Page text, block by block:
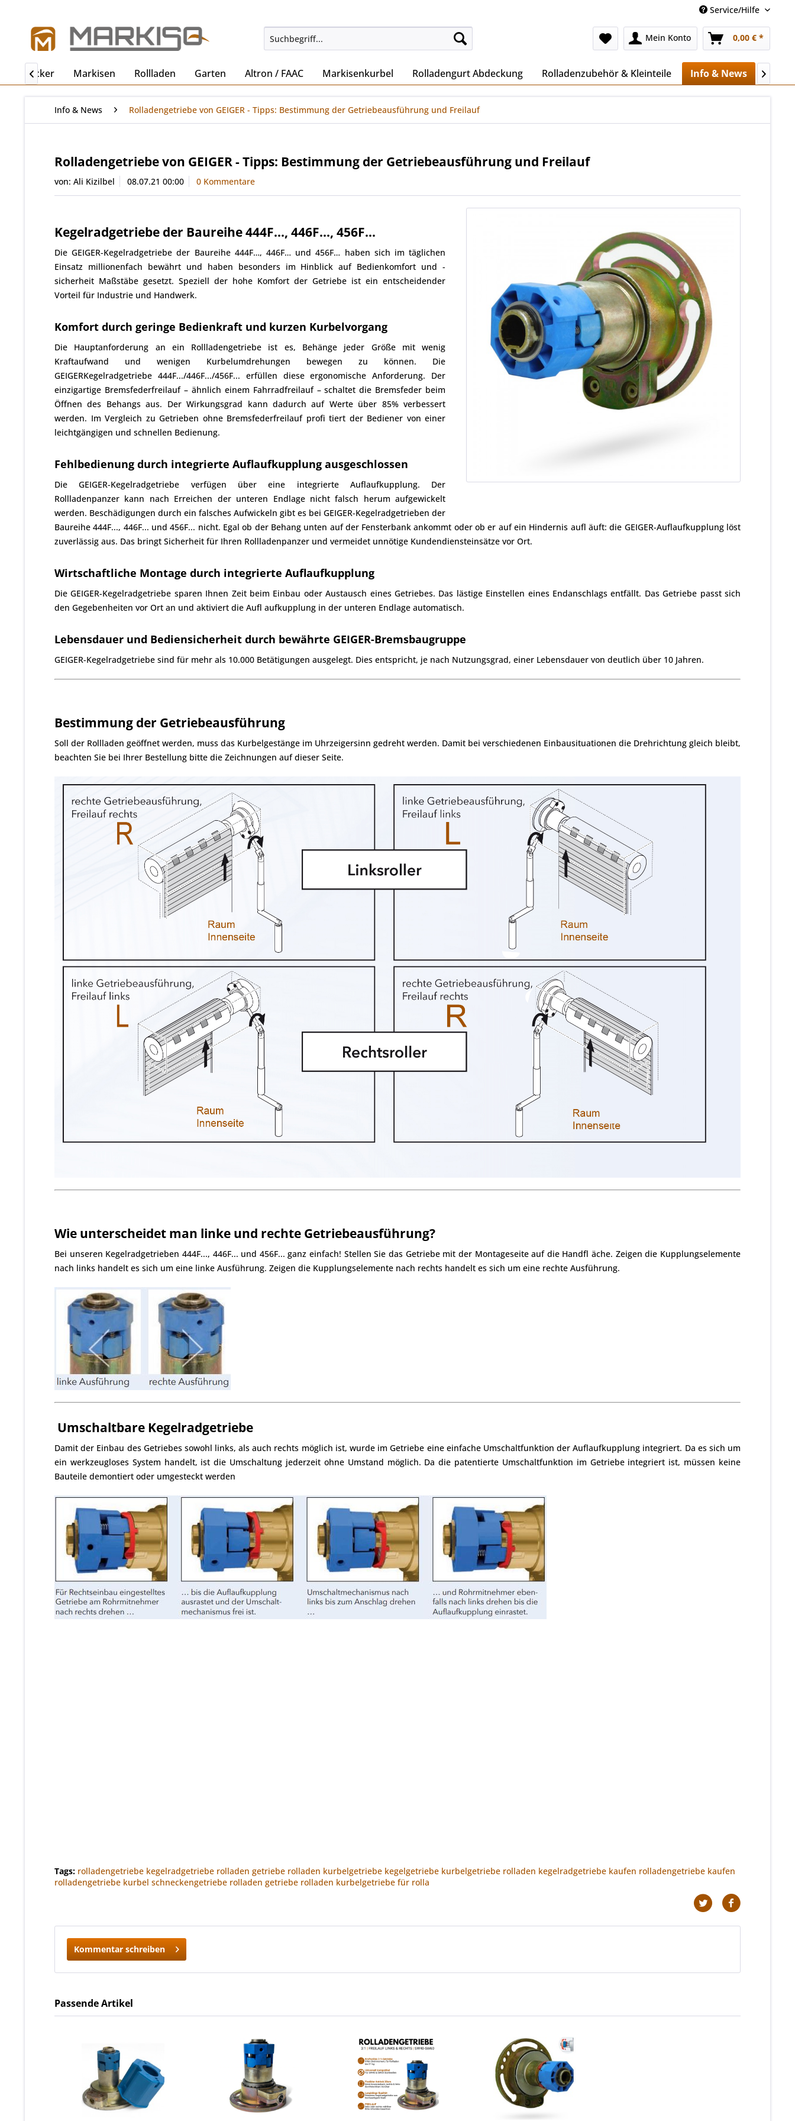
Service/Hilfe
Mein Konto 0,00 € *
Becker Markisen Rollladen Garten Altron / FAAC Markisenkurbel Rolladengurt Abdeckung Rolladenzubehör & Kleinteile Info & News
 
Info & News Rolladengetriebe von GEIGER - Tipps: Bestimmung der Getriebeausführung und Freilauf
Rolladengetriebe von GEIGER - Tipps: Bestimmung der Getriebeausführung und Freilauf
von: Ali Kizilbel 08.07.21 00:00 0 Kommentare
Kegelradgetriebe der Baureihe 444F..., 446F..., 456F...
Die GEIGER-Kegelradgetriebe der Baureihe 444F…, 446F… und 456F… haben sich im täglichen
Einsatz millionenfach bewährt und haben besonders im Hinblick auf Bedienkomfort und -
sicherheit Maßstäbe gesetzt. Speziell der hohe Komfort der Getriebe ist ein entscheidender
Vorteil für Industrie und Handwerk.
Komfort durch geringe Bedienkraft und kurzen Kurbelvorgang
Die Hauptanforderung an ein Rollladengetriebe ist es, Behänge jeder Größe mit wenig
Kraftaufwand und wenigen Kurbelumdrehungen bewegen zu können. Die
GEIGERKegelradgetriebe 444F.../446F.../456F... erfüllen diese ergonomische Anforderung. Der
einzigartige Bremsfederfreilauf – ähnlich einem Fahrradfreilauf – schaltet die Bremsfeder beim
Öffnen des Behangs aus. Der Wirkungsgrad kann dadurch auf Werte über 85% verbessert
werden. Im Vergleich zu Getrieben ohne Bremsfederfreilauf profi tiert der Bediener von einer
leichtgängigen und schnellen Bedienung.
Fehlbedienung durch integrierte Auflaufkupplung ausgeschlossen
Die GEIGER-Kegelradgetriebe verfügen über eine integrierte Auflaufkupplung. Der
Rollladenpanzer kann nach Erreichen der unteren Endlage nicht falsch herum aufgewickelt
werden. Beschädigungen durch ein falsches Aufwickeln gibt es bei GEIGER-Kegelradgetrieben der
Baureihe 444F..., 446F... und 456F... nicht. Egal ob der Behang unten auf der Fensterbank ankommt oder ob er auf ein Hindernis aufl äuft: die GEIGER-Auflaufkupplung löst
zuverlässig aus. Das bringt Sicherheit für Ihren Rollladenpanzer und vermeidet unnötige Kundendiensteinsätze vor Ort.
Wirtschaftliche Montage durch integrierte Auflaufkupplung
Die GEIGER-Kegelradgetriebe sparen Ihnen Zeit beim Einbau oder Austausch eines Getriebes. Das lästige Einstellen eines Endanschlags entfällt. Das Getriebe passt sich
den Gegebenheiten vor Ort an und aktiviert die Aufl aufkupplung in der unteren Endlage automatisch.
Lebensdauer und Bediensicherheit durch bewährte GEIGER-Bremsbaugruppe
GEIGER-Kegelradgetriebe sind für mehr als 10.000 Betätigungen ausgelegt. Dies entspricht, je nach Nutzungsgrad, einer Lebensdauer von deutlich über 10 Jahren.
Bestimmung der Getriebeausführung
Soll der Rollladen geöffnet werden, muss das Kurbelgestänge im Uhrzeigersinn gedreht werden. Damit bei verschiedenen Einbausituationen die Drehrichtung gleich bleibt,
beachten Sie bei Ihrer Bestellung bitte die Zeichnungen auf dieser Seite.
Wie unterscheidet man linke und rechte Getriebeausführung?
Bei unseren Kegelradgetrieben 444F..., 446F... und 456F... ganz einfach! Stellen Sie das Getriebe mit der Montageseite auf die Handfl äche. Zeigen die Kupplungselemente
nach links handelt es sich um eine linke Ausführung. Zeigen die Kupplungselemente nach rechts handelt es sich um eine rechte Ausführung.
Umschaltbare Kegelradgetriebe
Damit der Einbau des Getriebes sowohl links, als auch rechts möglich ist, wurde im Getriebe eine einfache Umschaltfunktion der Auflaufkupplung integriert. Da es sich um
ein werkzeugloses System handelt, ist die Umschaltung jederzeit ohne Umstand möglich. Da die patentierte Umschaltfunktion im Getriebe integriert ist, müssen keine
Bauteile demontiert oder umgesteckt werden
Tags: rolladengetriebe kegelradgetriebe rolladen getriebe rolladen kurbelgetriebe kegelgetriebe kurbelgetriebe rolladen kegelradgetriebe kaufen rolladengetriebe kaufen
rolladengetriebe kurbel schneckengetriebe rolladen getriebe rolladen kurbelgetriebe für rolla
Kommentar schreiben
Passende Artikel